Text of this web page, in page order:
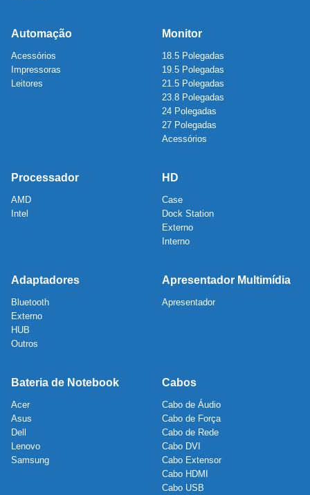
Automação
Acessórios
Impressoras
Leitores
Monitor
18.5 Polegadas
19.5 Polegadas
21.5 Polegadas
23.8 Polegadas
24 Polegadas
27 Polegadas
Acessórios
Processador
AMD
Intel
HD
Case
Dock Station
Externo
Interno
Adaptadores
Bluetooth
Externo
HUB
Outros
Apresentador Multimídia
Apresentador
Bateria de Notebook
Acer
Asus
Dell
Lenovo
Samsung
Cabos
Cabo de Áudio
Cabo de Força
Cabo de Rede
Cabo DVI
Cabo Extensor
Cabo HDMI
Cabo USB